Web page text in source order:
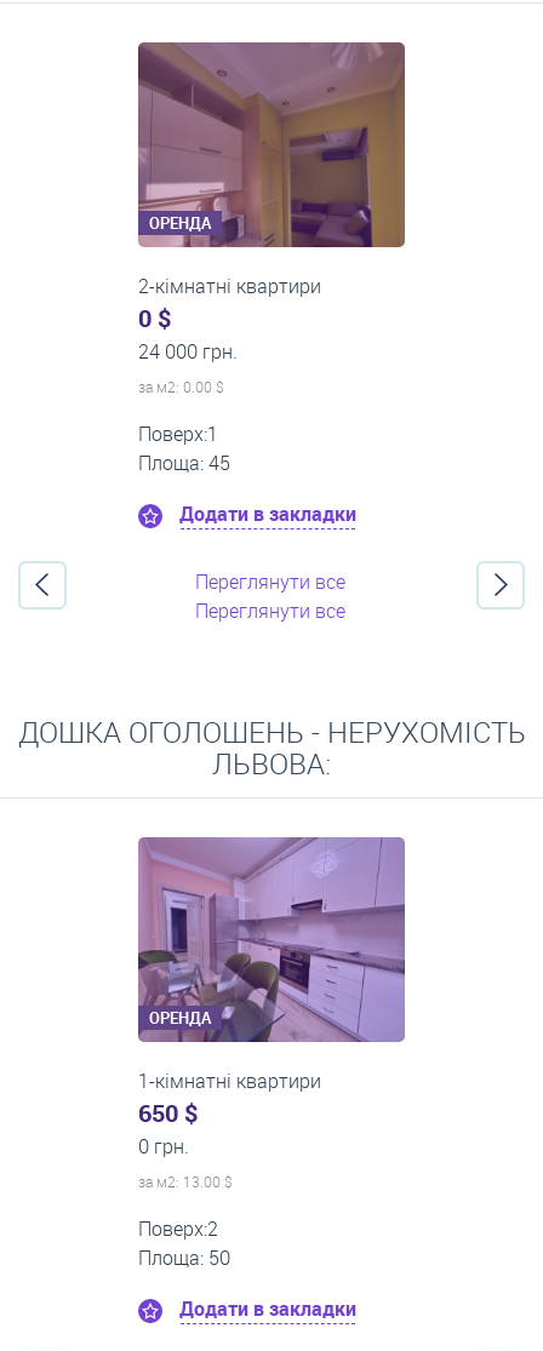
кімнат
ОРЕНДА
2-кімнатні квартири
0 $
18 000 грн.
за м2: 0.00 $
Поверх:1
Площа: 60
Додати в закладки
Переглянути все
Переглянути все
ДОШКА ОГОЛОШЕНЬ - НЕРУХОМІСТЬ
ЛЬВОВА:
ОРЕНДА
3-кімнатні квартири
0 $
22 000 грн.
за м2: 0.00 $
Поверх:1
Площа: 65
Додати в закладки